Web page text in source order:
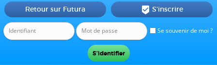
Se souvenir de moi ?
Retour sur Futura  S'inscrire